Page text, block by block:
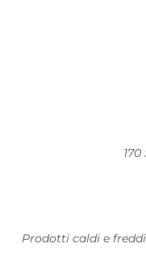
Prodotti caldi e